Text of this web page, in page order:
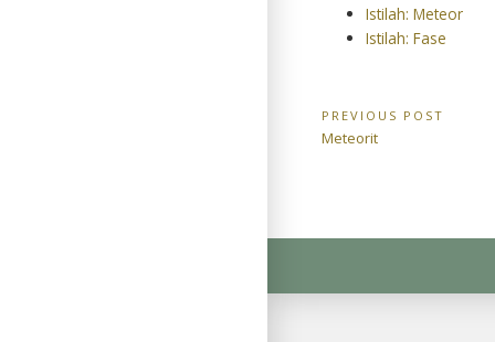
Istilah: Meteor
Istilah: Fase
Navigasi
pos
PREVIOUS POST
Previous
Meteorit